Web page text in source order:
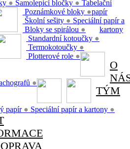
● Samolepicí bločky ●
Poznámkové bloky ●
Školní sešity ●
Bloky se spirálou ●
Standardní kotoučky ●
Termokotoučky ●
Plotterové role ●
●
Tabelační
papír
Speciální papír a
kartony
papír ● Speciální papír a kartony ●
O
TÝM